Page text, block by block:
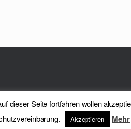
Stadt und Land e.V. Theme by
dieser Seite fortfahren wollen
Akzeptieren Mehr